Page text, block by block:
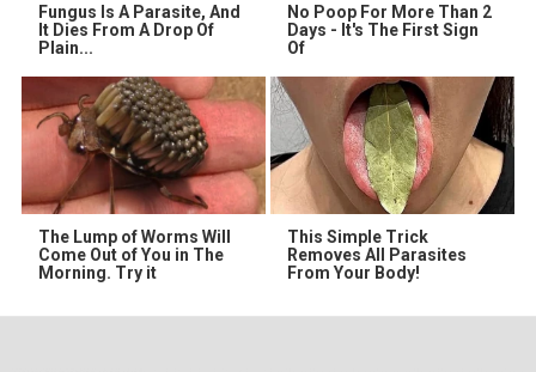
Fungus Is A Parasite, And
It Dies From A Drop Of
Plain...
No Poop For More Than 2
Days - It's The First Sign
Of
The Lump of Worms Will
Come Out of You in The
Morning. Try it
This Simple Trick
Removes All Parasites
From Your Body!